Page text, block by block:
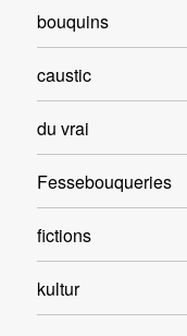
bouquins
caustic
du vrai
Fessebouqueries
fictions
kultur